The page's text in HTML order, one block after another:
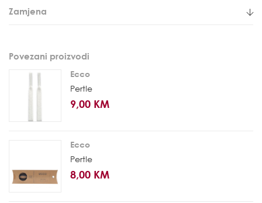
Zamjena
Povezani proizvodi
Ecco
Pertle
9,00 KM
Ecco
Pertle
8,00 KM